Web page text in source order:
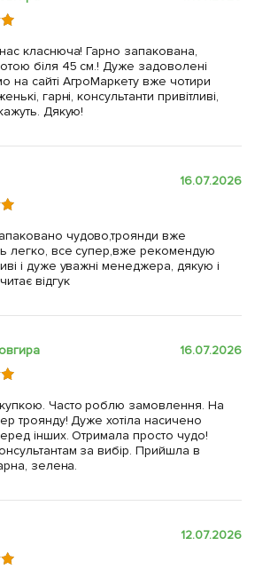
класнюча! Гарно запакована,
біля 45 см.! Дуже задоволені
на сайті АгроМаркету вже чотири
гарні, консультанти привітливі,
Дякую!
16.07.2026
чудово,троянди вже
легко, все супер,вже рекомендую
і дуже уважні менеджера, дякую і
відгук
16.07.2026
Часто роблю замовлення. На
троянду! Дуже хотіла насичено
інших. Отримала просто чудо!
за вибір. Прийшла в
зелена.
12.07.2026